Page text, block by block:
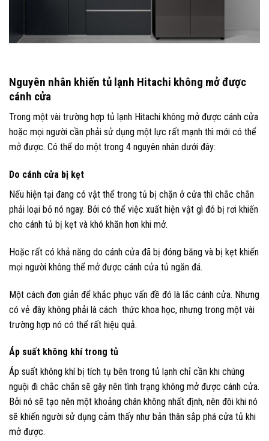
Nguyên nhân khiến tủ lạnh Hitachi không mở được
cánh cửa
Trong một vài trường hợp tủ lạnh Hitachi không mở được cánh cửa
hoặc mọi người cần phải sử dụng một lực rất mạnh thì mới có thể
mở được. Có thể do một trong 4 nguyên nhân dưới đây:
Do cánh cửa bị kẹt
Nếu hiện tại đang có vật thể trong tủ bị chặn ở cửa thì chắc chắn
phải loại bỏ nó ngay. Bởi có thể việc xuất hiện vật gì đó bị rơi khiến
cho cánh tủ bị kẹt và khó khăn hơn khi mở.
Hoặc rất có khả năng do cánh cửa đã bị đóng băng và bị kẹt khiến
mọi người không thể mở được cánh cửa tủ ngăn đá.
Một cách đơn giản để khắc phục vấn đề đó là lắc cánh cửa. Nhưng
có vẻ đây không phải là cách thức khoa học, nhưng trong một vài
trường hợp nó có thể rất hiệu quả.
Áp suất không khí trong tủ
Áp suất không khí bị tích tụ bên trong tủ lạnh chỉ cần khi chúng
nguội đi chắc chắn sẽ gây nên tình trạng không mở được cánh cửa.
Bởi nó sẽ tạo nên một khoảng chân không nhất định, nên đôi khi nó
sẽ khiến người sử dụng cảm thấy như bản thân sắp phá cửa tủ khi
mở được.